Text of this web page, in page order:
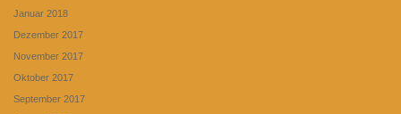
Januar 2018
Dezember 2017
November 2017
Oktober 2017
September 2017